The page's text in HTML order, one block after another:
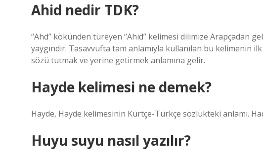
Ahid nedir TDK?
“Ahd” kökünden türeyen “Ahid” kelimesi dilimize Arapçadan
yaygındır. Tasavvufta tam anlamıyla kullanılan bu kelimenin
sözü tutmak ve yerine getirmek anlamına gelir.
Hayde kelimesi ne demek?
Hayde, Hayde kelimesinin Kürtçe-Türkçe sözlükteki anlamı.
Huyu suyu nasıl yazılır?